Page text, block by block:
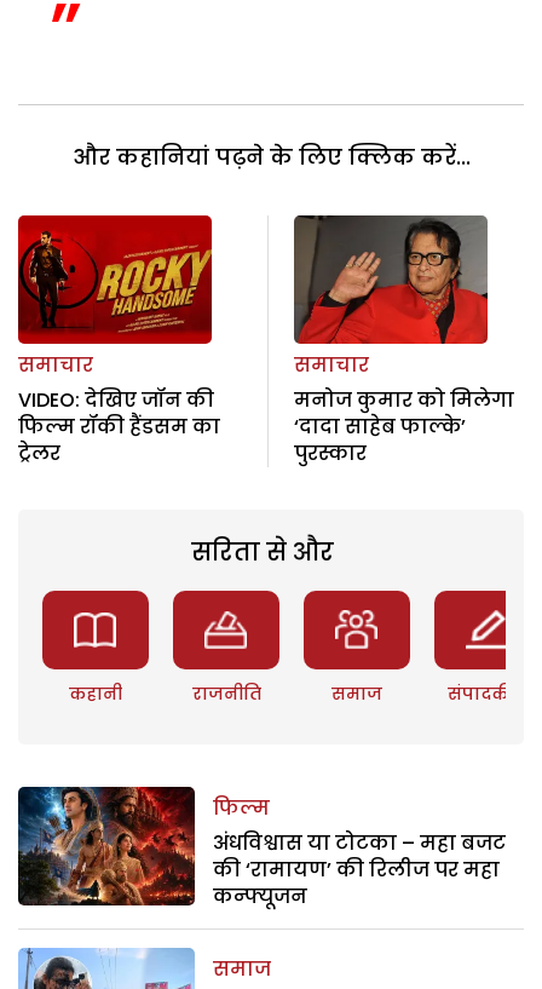
और कहानियां पढ़ने के लिए क्लिक करें...
समाचार
VIDEO: देखिए जॉन की
फिल्म रॉकी हैंडसम का
ट्रेलर
समाचार
मनोज कुमार को मिलेगा
‘दादा साहेब फाल्के’
पुरस्कार
सरिता से और
कहानी राजनीति समाज संपादकीय
फिल्म
अंधविश्वास या टोटका – महा बजट
की ‘रामायण’ की रिलीज पर महा
कन्फ्यूजन
समाज